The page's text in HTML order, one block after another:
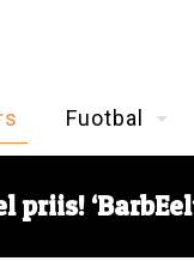
Fuotbal
priis!